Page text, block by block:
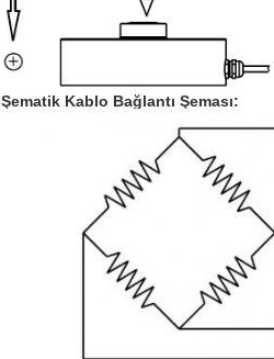
Şematik Kablo Bağlantı Şeması: